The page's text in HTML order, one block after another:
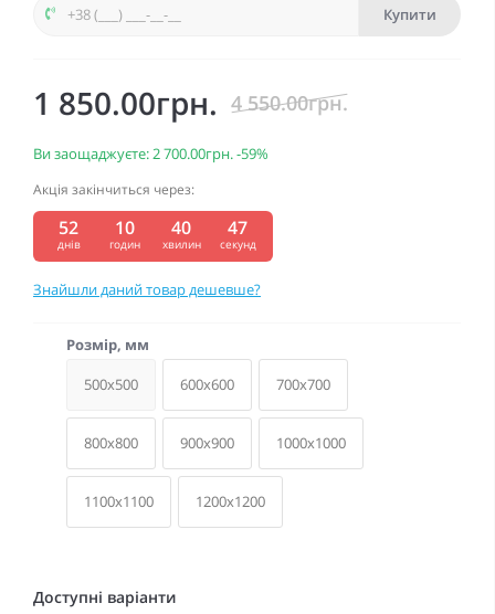
Купити
1 850.00грн. 4 550.00грн.
Ви заощаджуєте:2 700.00грн.-59%
Акція закінчиться через:
52
днів
10
годин
40
хвилин
46
секунд
Знайшли даний товар дешевше?
Розмір, мм
500x500
600x600 700x700
800x800 900x900 1000x1000
1100x1100 1200x1200
Доступні варіанти